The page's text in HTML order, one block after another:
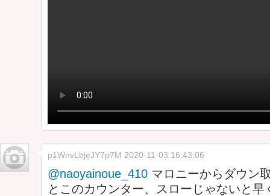
p1WnvLbjeJY7p7M 2020-11-03 16:43:06
@naoyainoue_410 マロニーからダウン
とこのカウンター、スローじゃないと